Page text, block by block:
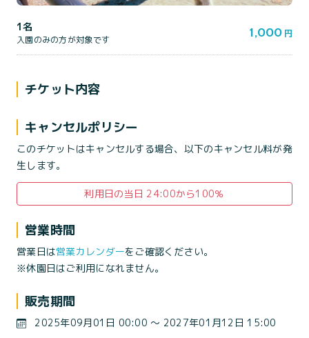
1名
入園のみの方が対象です 1,000 円
チケット内容
キャンセルポリシー
このチケットはキャンセルする場合、以下のキャンセル料が発
生します。
利用日の当日 24:00から100％
営業時間
営業日は営業カレンダーをご確認ください。
※休園日はご利用になれません。
販売期間
2025年09月01日 00:00 〜 2027年01月12日 15:00